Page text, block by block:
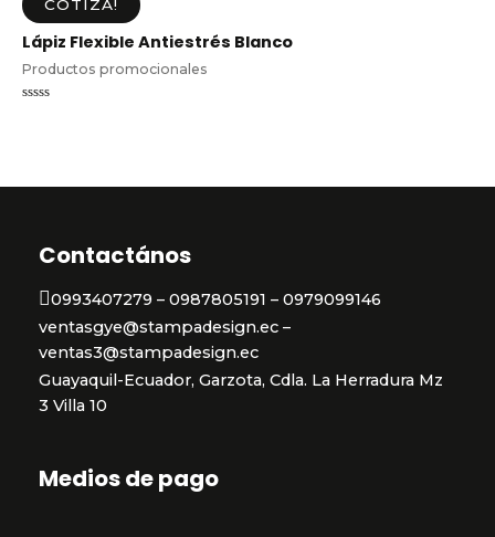
COTIZA!
Lápiz Flexible Antiestrés Blanco
Productos promocionales
Contactános
0993407279 – 0987805191 – 0979099146
ventasgye@stampadesign.ec –
ventas3@stampadesign.ec
Guayaquil-Ecuador, Garzota, Cdla. La Herradura Mz
3 Villa 10
Medios de pago